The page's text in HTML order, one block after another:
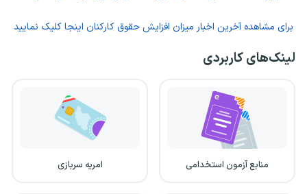
برای مشاهده آخرین اخبار میزان افزایش حقوق کارکنان اینجا کلیک نمایید
لینک‌های کاربردی
منابع آزمون استخدامی امریه سربازی